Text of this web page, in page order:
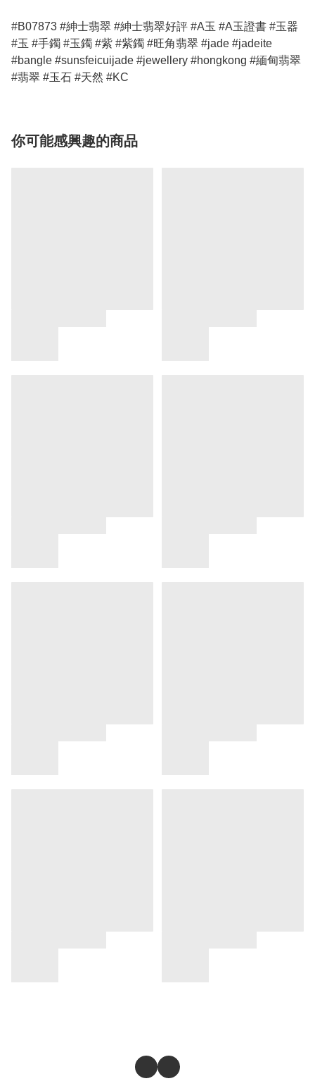
#B07873 #紳士翡翠 #紳士翡翠好評 #A玉 #A玉證書 #玉器
#玉 #手鐲 #玉鐲 #紫 #紫鐲 #旺角翡翠 #jade #jadeite
#bangle #sunsfeicuijade #jewellery #hongkong #緬甸翡翠
#翡翠 #玉石 #天然 #KC
你可能感興趣的商品